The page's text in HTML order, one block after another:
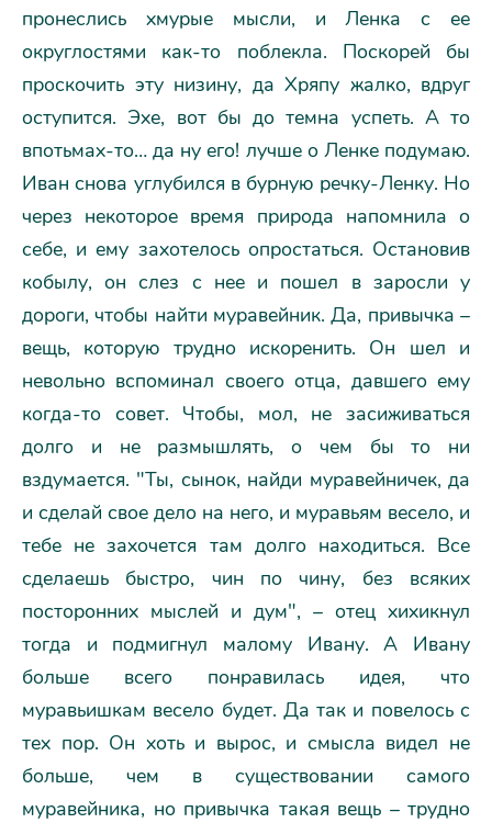
пронеслись хмурые мысли, и Ленка с ее
округлостями как-то поблекла. Поскорей бы
проскочить эту низину, да Хряпу жалко, вдруг
оступится. Эхе, вот бы до темна успеть. А то
впотьмах-то… да ну его! лучше о Ленке подумаю.
Иван снова углубился в бурную речку-Ленку. Но
через некоторое время природа напомнила о
себе, и ему захотелось опростаться. Остановив
кобылу, он слез с нее и пошел в заросли у
дороги, чтобы найти муравейник. Да, привычка –
вещь, которую трудно искоренить. Он шел и
невольно вспоминал своего отца, давшего ему
когда-то совет. Чтобы, мол, не засиживаться
долго и не размышлять, о чем бы то ни
вздумается. "Ты, сынок, найди муравейничек, да
и сделай свое дело на него, и муравьям весело, и
тебе не захочется там долго находиться. Все
сделаешь быстро, чин по чину, без всяких
посторонних мыслей и дум", – отец хихикнул
тогда и подмигнул малому Ивану. А Ивану
больше всего понравилась идея, что
муравьишкам весело будет. Да так и повелось с
тех пор. Он хоть и вырос, и смысла видел не
больше, чем в существовании самого
муравейника, но привычка такая вещь – трудно